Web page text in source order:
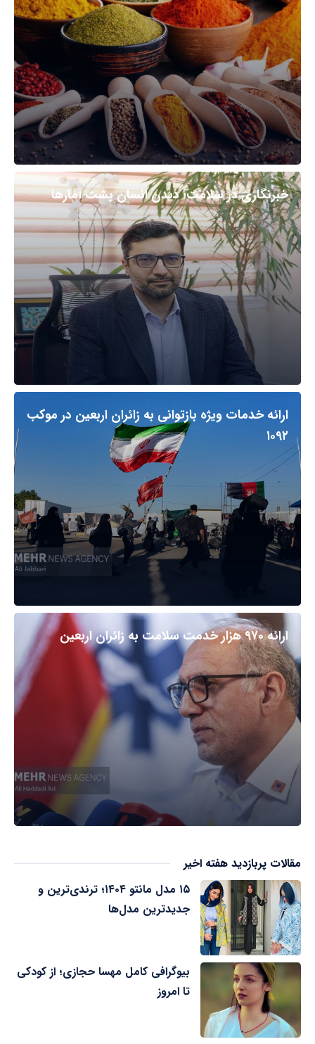
خبرنگاری در سلامت؛ دیدن انسان پشت آمارها
ارائه خدمات ویژه بازتوانی به زائران اربعین در موکب
۱۰۹۲
ارائه ۹۷۰ هزار خدمت سلامت به زائران اربعین
مقالات پربازدید هفته اخیر
۱۵ مدل مانتو ۱۴۰۴؛ ترندی‌ترین و
جدیدترین مدل‌ها
بیوگرافی کامل مهسا حجازی؛ از کودکی
تا امروز